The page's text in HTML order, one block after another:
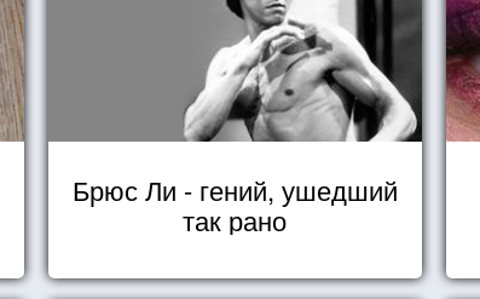
Брюс Ли - гений, ушедший
так рано